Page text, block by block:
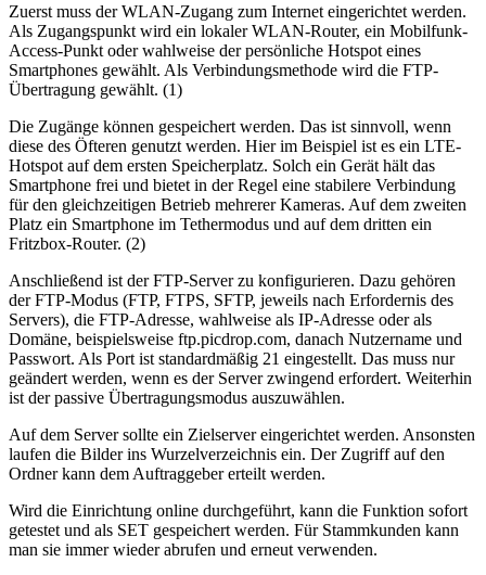
Zuerst muss der WLAN-Zugang zum Internet eingerichtet werden.
Als Zugangspunkt wird ein lokaler WLAN-Router, ein Mobilfunk-
Access-Punkt oder wahlweise der persönliche Hotspot eines
Smartphones gewählt. Als Verbindungsmethode wird die FTP-
Übertragung gewählt. (1)
Die Zugänge können gespeichert werden. Das ist sinnvoll, wenn
diese des Öfteren genutzt werden. Hier im Beispiel ist es ein LTE-
Hotspot auf dem ersten Speicherplatz. Solch ein Gerät hält das
Smartphone frei und bietet in der Regel eine stabilere Verbindung
für den gleichzeitigen Betrieb mehrerer Kameras. Auf dem zweiten
Platz ein Smartphone im Tethermodus und auf dem dritten ein
Fritzbox-Router. (2)
Anschließend ist der FTP-Server zu konfigurieren. Dazu gehören
der FTP-Modus (FTP, FTPS, SFTP, jeweils nach Erfordernis des
Servers), die FTP-Adresse, wahlweise als IP-Adresse oder als
Domäne, beispielsweise ftp.picdrop.com, danach Nutzername und
Passwort. Als Port ist standardmäßig 21 eingestellt. Das muss nur
geändert werden, wenn es der Server zwingend erfordert. Weiterhin
ist der passive Übertragungsmodus auszuwählen.
Auf dem Server sollte ein Zielserver eingerichtet werden. Ansonsten
laufen die Bilder ins Wurzelverzeichnis ein. Der Zugriff auf den
Ordner kann dem Auftraggeber erteilt werden.
Wird die Einrichtung online durchgeführt, kann die Funktion sofort
getestet und als SET gespeichert werden. Für Stammkunden kann
man sie immer wieder abrufen und erneut verwenden.